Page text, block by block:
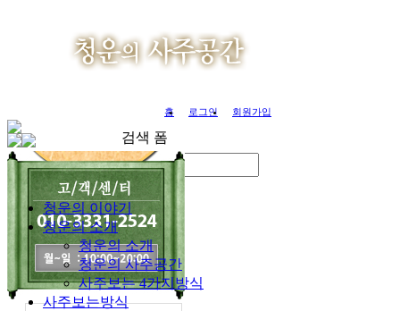
홈 로그인 회원가입
검색 폼
청운의 이야기
청운의 소개
청운의 소개
청운의 사주공간
사주보는 4가지방식
사주보는방식